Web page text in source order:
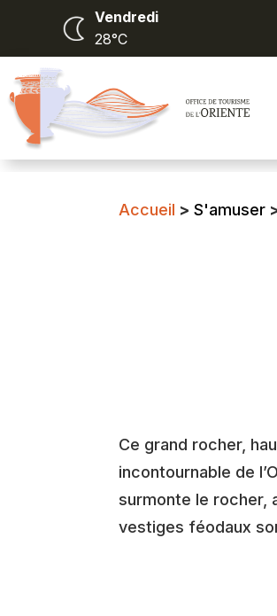
Vendredi
28°C
Accueil > S'amuser
Ce grand rocher,
incontournable de
surmonte le rocher,
vestiges féodaux